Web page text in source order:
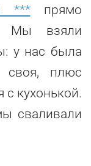
***прямо
Мы взяли
у нас была
своя, плюс
кухонькой.
сваливали